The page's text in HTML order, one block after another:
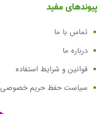
پیوندهای مفید
تماس با ما
درباره ما
قوانین و شرایط استفاده
سیاست حفظ حریم خصوصی